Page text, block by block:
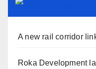
A new rail corridor
Roka Development